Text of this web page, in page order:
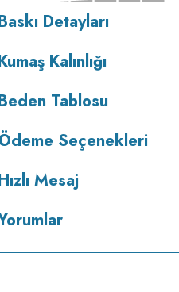
yıkanır.Kuru temizleme
Detayları
Kalınlığı
Tablosu
Seçenekleri
Mesaj